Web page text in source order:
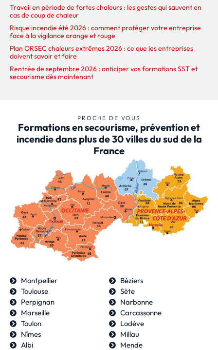
Travail en période de fortes chaleurs : les gestes qui sauvent en
cas de coup de chaleur
Risque incendie été 2026 : comment protéger votre entreprise
face à la vigilance orange et rouge
Plan ORSEC chaleurs extrêmes 2026 : ce que les entreprises
doivent savoir et faire
Rentrée de septembre 2026 : anticiper vos formations SST et
secourisme dès maintenant
PROCHE DE VOUS
Formations en secourisme, prévention et
incendie dans plus de 30 villes du sud de la
France
Montpellier
Toulouse
Perpignan
Marseille
Toulon
Nîmes
Béziers
Sète
Narbonne
Carcassonne
Lodève
Millau
Albi
Mende